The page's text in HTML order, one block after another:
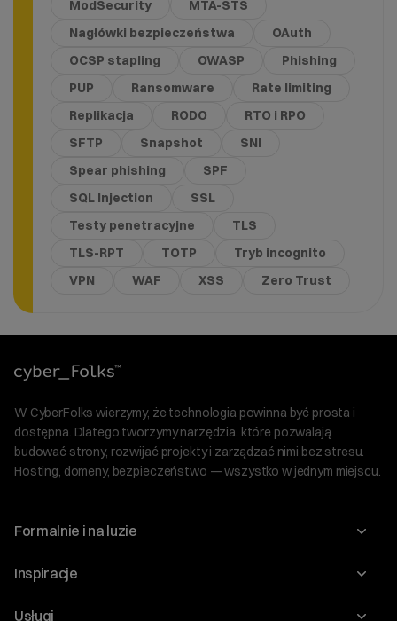
ModSecurity
MTA-STS
Nagłówki bezpieczeństwa
OAuth
OCSP stapling
OWASP
Phishing
PUP
Ransomware
Rate limiting
Replikacja
RODO
RTO i RPO
SFTP
Snapshot
SNI
Spear phishing
SPF
SQL Injection
SSL
Testy penetracyjne
TLS
TLS-RPT
TOTP
Tryb incognito
VPN
WAF XSS Zero Trust
W CyberFolks wierzymy, że technologia powinna być prosta i
dostępna. Dlatego tworzymy narzędzia, które pozwalają
budować strony, rozwijać projekty i zarządzać nimi bez stresu.
Hosting, domeny, bezpieczeństwo — wszystko w jednym miejscu.
Formalnie i na luzie
O nas
Inspiracje
Blog
Usługi